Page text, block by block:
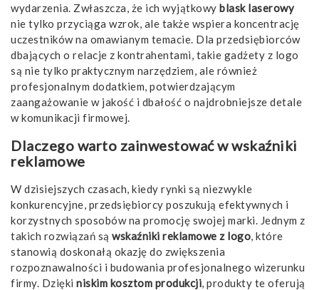
wydarzenia. Zwłaszcza, że ich wyjątkowy blask laserowy
nie tylko przyciąga wzrok, ale także wspiera koncentrację
uczestników na omawianym temacie. Dla przedsiębiorców
dbających o relacje z kontrahentami, takie gadżety z logo
są nie tylko praktycznym narzędziem, ale również
profesjonalnym dodatkiem, potwierdzającym
zaangażowanie w jakość i dbałość o najdrobniejsze detale
w komunikacji firmowej.
Dlaczego warto zainwestować w wskaźniki
reklamowe
W dzisiejszych czasach, kiedy rynki są niezwykle
konkurencyjne, przedsiębiorcy poszukują efektywnych i
korzystnych sposobów na promocję swojej marki. Jednym z
takich rozwiązań są wskaźniki reklamowe z logo , które
stanowią doskonałą okazję do zwiększenia
rozpoznawalności i budowania profesjonalnego wizerunku
firmy. Dzięki niskim kosztom produkcji , produkty te oferują